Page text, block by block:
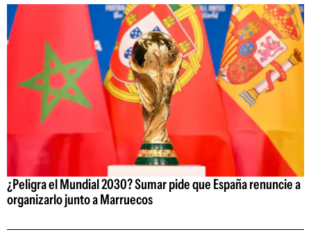
¿Peligra el Mundial 2030? Sumar pide que España renuncie a
organizarlo junto a Marruecos